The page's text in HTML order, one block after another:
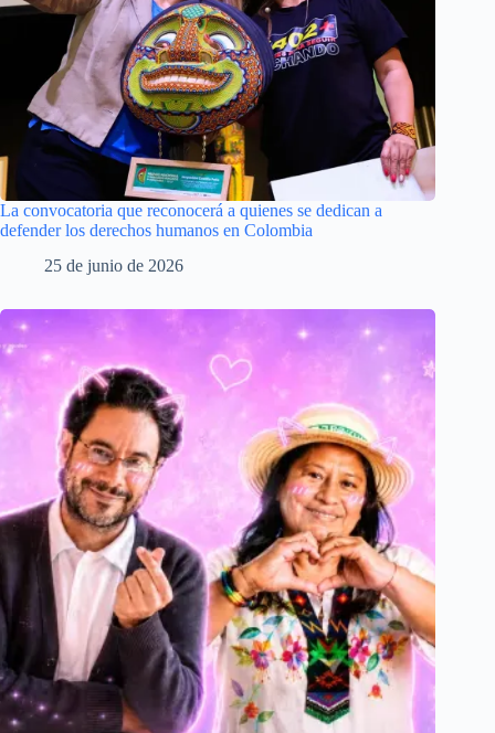
La convocatoria que reconocerá a quienes se dedican a
defender los derechos humanos en Colombia
25 de junio de 2026